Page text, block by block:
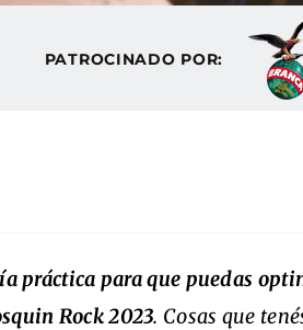
PATROCINADO POR:
práctica para que puedas
Rock 2023. Cosas que